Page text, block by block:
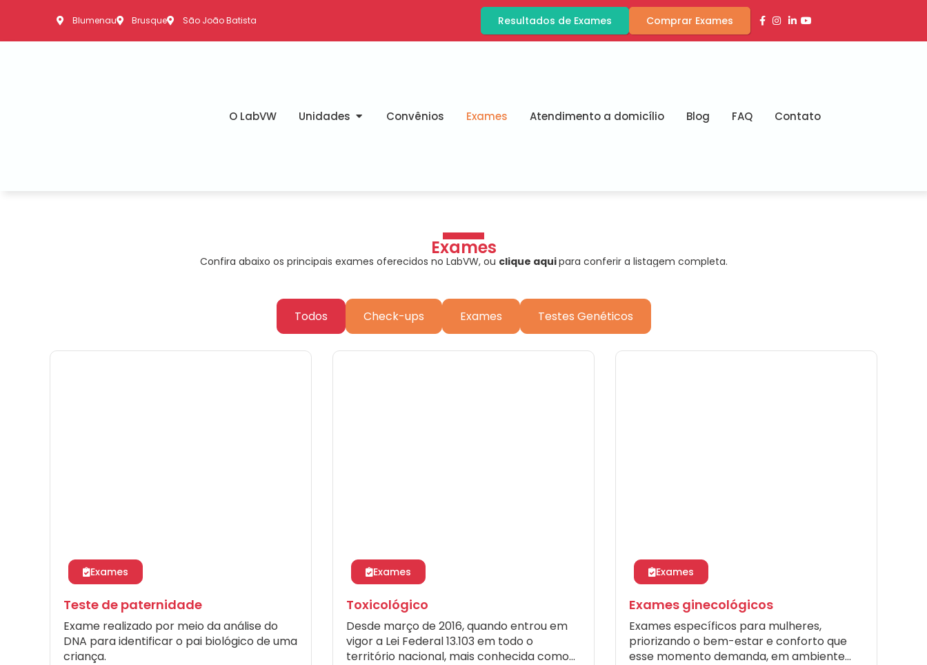
Blumenau Brusque São João Batista Resultados de Exames Comprar Exames
O LabVW Unidades Convênios Exames Atendimento a domicílio Blog FAQ Contato
Exames
Confira abaixo os principais exames oferecidos no LabVW, ou clique aquipara conferir a listagem completa.
Check-ups Exames Testes Genéticos
Todos
Exames
Teste de paternidade
Exame realizado por meio da análise do
DNA para identificar o pai biológico de uma
criança.
Exames
Toxicológico
Desde março de 2016, quando entrou em
vigor a Lei Federal 13.103 em todo o
território nacional, mais conhecida como
Exames
Exames ginecológicos
Exames específicos para mulheres,
priorizando o bem-estar e conforto que
esse momento demanda, em ambiente